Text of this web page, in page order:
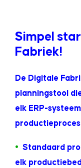
Simpel
Fabriek!
De Digitale
planningstool
elk ERP-
• Standaard
elk